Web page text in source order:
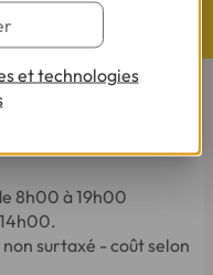
8h00 à 19h00
surtaxé - coût selon
et technologies